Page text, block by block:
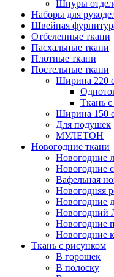
Шнуры
Наборы для
Швейная
Отбеленные ткани
Пасхальные ткани
Плотные ткани
Постельные ткани
Ширина 220
Ткань
Ширина 150
Для подушек
МУЛЕТОН
Новогодние ткани
Новогодние
Новогодние
Вафельная
Новогодняя
Новогодние
Новогодний
Новогодние
Новогодние
Ткань с рисунком
В горошек
В полоску